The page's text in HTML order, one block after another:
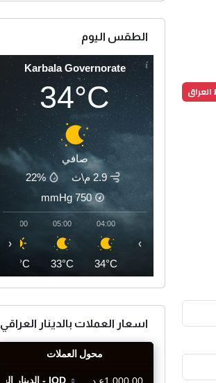
الطقس اليوم
Karbala Governorate
34°C
صافي
2.9 م\ث
22%
750
mmHg
04:00
34°C
05:00
33°C
06:00
33°C
‹ ›
اسعار العملات بالدينار العراقي